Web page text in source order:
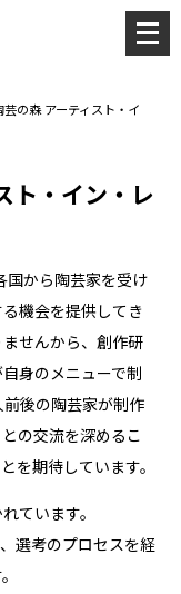
の森 アーティスト・イ
ト・イン・レ
国から陶芸家を受け
機会を提供してき
せんから、創作研
身のメニューで制
後の陶芸家が制作
の交流を深めるこ
を期待しています。
ています。
選考のプロセスを経
メ
ニ
ー
開